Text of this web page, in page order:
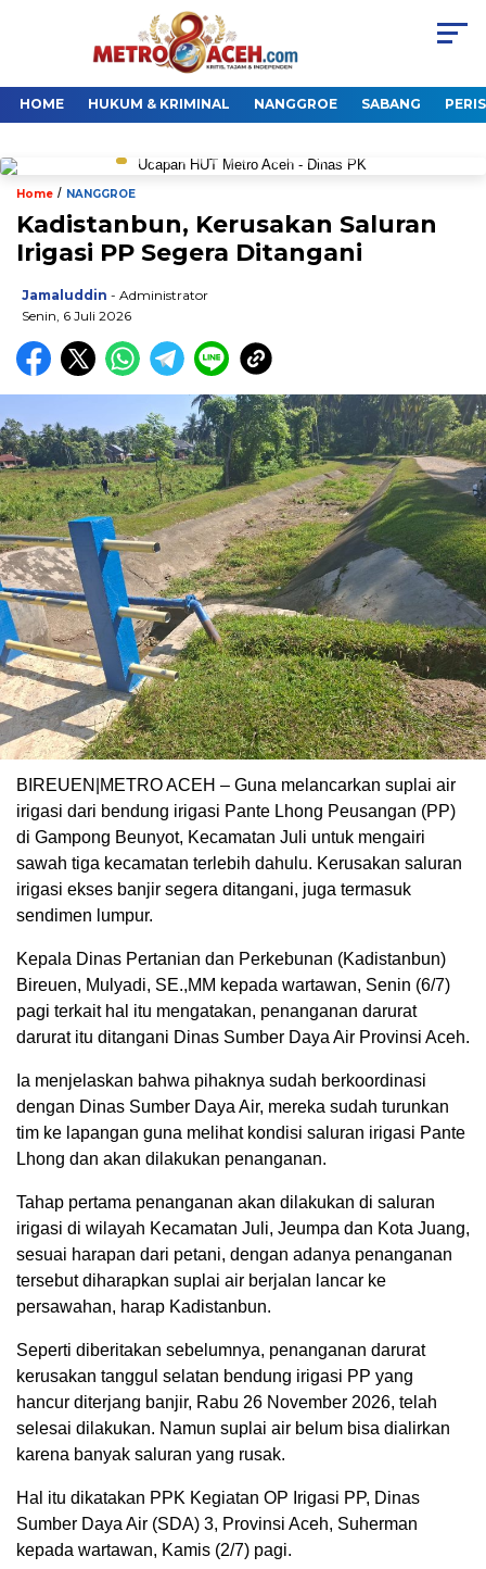
HOME HUKUM & KRIMINAL NANGGROE SABANG
Home / NANGGROE
Kadistanbun, Kerusakan Saluran
Irigasi PP Segera Ditangani
Jamaluddin - Administrator
Senin, 6 Juli 2026
BIREUEN|METRO ACEH – Guna melancarkan suplai air
irigasi dari bendung irigasi Pante Lhong Peusangan (PP)
di Gampong Beunyot, Kecamatan Juli untuk mengairi
sawah tiga kecamatan terlebih dahulu. Kerusakan saluran
irigasi ekses banjir segera ditangani, juga termasuk
sendimen lumpur.
Kepala Dinas Pertanian dan Perkebunan (Kadistanbun)
Bireuen, Mulyadi, SE.,MM kepada wartawan, Senin (6/7)
pagi terkait hal itu mengatakan, penanganan darurat
darurat itu ditangani Dinas Sumber Daya Air Provinsi Aceh.
Ia menjelaskan bahwa pihaknya sudah berkoordinasi
dengan Dinas Sumber Daya Air, mereka sudah turunkan
tim ke lapangan guna melihat kondisi saluran irigasi Pante
Lhong dan akan dilakukan penanganan.
Tahap pertama penanganan akan dilakukan di saluran
irigasi di wilayah Kecamatan Juli, Jeumpa dan Kota Juang,
sesuai harapan dari petani, dengan adanya penanganan
tersebut diharapkan suplai air berjalan lancar ke
persawahan, harap Kadistanbun.
Seperti diberitakan sebelumnya, penanganan darurat
kerusakan tanggul selatan bendung irigasi PP yang
hancur diterjang banjir, Rabu 26 November 2026, telah
selesai dilakukan. Namun suplai air belum bisa dialirkan
karena banyak saluran yang rusak.
Hal itu dikatakan PPK Kegiatan OP Irigasi PP, Dinas
Sumber Daya Air (SDA) 3, Provinsi Aceh, Suherman
kepada wartawan, Kamis (2/7) pagi.